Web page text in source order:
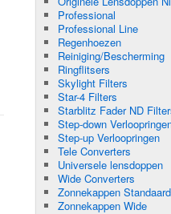
Professional
Professional Line
Regenhoezen
Reiniging/Bescherming
Ringflitsers
Skylight Filters
Star-4 Filters
Starblitz Fader ND
Step-down
Step-up Verloopringen
Tele Converters
Universele lensdoppen
Wide Converters
Zonnekappen Standaard
Zonnekappen Wide